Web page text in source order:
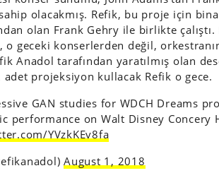
olacakmış. Refik, bu proje için
olan Frank Gehry ile birlikte
o geceki konserlerden değil,
Anadol tarafından yaratılmış olan
adet projeksiyon kullacak Refik o gece.
GAN studies for WDCH Dreams
performance on Walt Disney Concery
YVzkKEv8fa
August 1, 2018